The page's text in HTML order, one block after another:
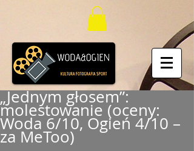
„Jednym głosem”:
molestowanie (oceny:
Woda 6/10, Ogień 4/10 –
za MeToo)